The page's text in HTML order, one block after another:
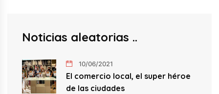
Noticias aleatorias
10/06/2021
El comercio local, el super héroe
de las ciudades